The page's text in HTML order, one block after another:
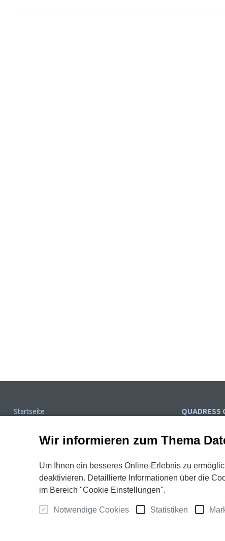
Startseite
Datensatz sperren
QUADRESS
44803
E-Mail:
facebook
Wir informieren zum Thema
Um Ihnen ein besseres Online-Erlebnis zu
deaktivieren. Detaillierte Informationen über die
im Bereich "Cookie Einstellungen".
Notwendige Cookies Statistiken